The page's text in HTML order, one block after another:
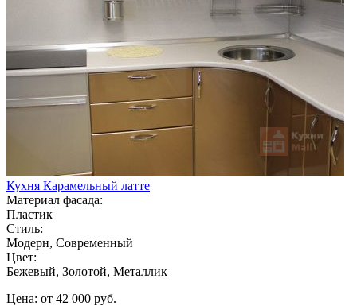
Кухня Карамельный латте
Материал фасада:
Пластик
Стиль:
Модерн, Современный
Цвет:
Бежевый, Золотой, Металлик
Цена: от 42 000 руб.